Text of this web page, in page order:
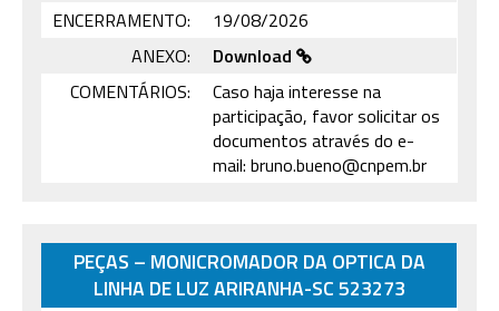
ENCERRAMENTO:
19/08/2026
ANEXO:
Download
COMENTÁRIOS:
Caso haja interesse na
participação, favor solicitar os
documentos através do e-
mail: bruno.bueno@cnpem.br
PEÇAS – MONICROMADOR DA OPTICA DA
LINHA DE LUZ ARIRANHA-SC 523273